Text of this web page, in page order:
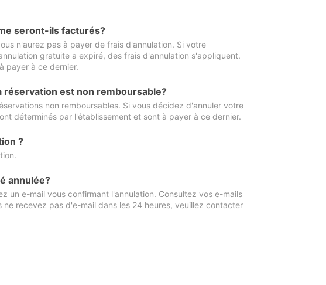
seront-ils facturés?
n'aurez pas à payer de frais d'annulation. Si votre
gratuite a expiré, des frais d'annulation s'appliquent.
payer à ce dernier.
réservation est non remboursable?
non remboursables. Si vous décidez d'annuler votre
déterminés par l'établissement et sont à payer à ce dernier.
?
annulée?
un e-mail vous confirmant l'annulation. Consultez vos e-mails
recevez pas d'e-mail dans les 24 heures, veuillez contacter